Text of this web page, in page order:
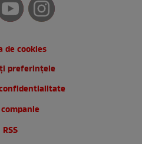
de cookies
preferințele
RSS